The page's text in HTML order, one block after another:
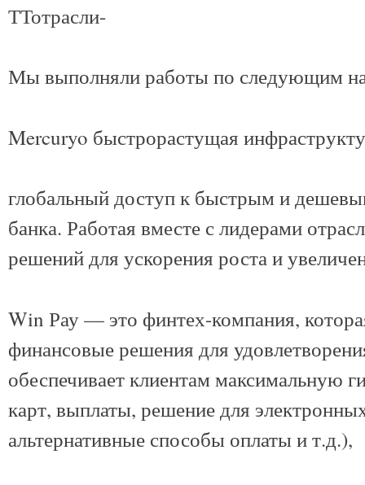
ТТотрасли-
Мы выполняли работы по следующим
Mercuryo быстрорастущая
глобальный доступ к быстрым и
банка. Работая вместе с лидерами
решений для ускорения роста и
Win Рау — это финтех-компания,
финансовые решения для
обеспечивает клиентам максимальную
карт, выплаты, решение для
альтернативные способы оплаты и т.д.),